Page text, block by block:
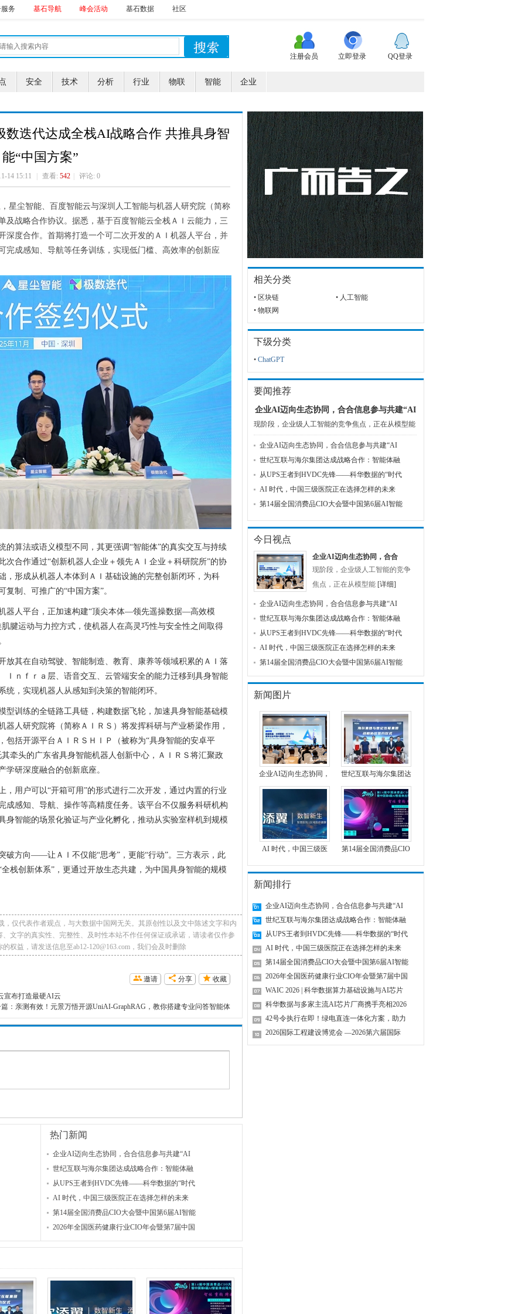
务 基石导航 峰会活动 基石数据 社区
注册会员 立即登录 QQ登录
安全 技术 分析 行业 物联 智能 企业
数迭代达成全栈AI战略合作 共推具身智
能“中国方案”
14 15:11 查看: 542 评论: 0
星尘智能、百度智能云与深圳人工智能与机器人研究院（简称
及战略合作协议。据悉，基于百度智能云全栈ＡＩ云能力，三
深度合作。首期将打造一个可二次开发的ＡＩ机器人平台，并
完成感知、导航等任务训练，实现低门槛、高效率的创新应
的算法或语义模型不同，其更强调“智能体”的真实交互与持续
次合作通过“创新机器人企业＋领先ＡＩ企业＋科研院所”的协
，形成从机器人本体到ＡＩ基础设施的完整创新闭环，为科
制、可推广的“中国方案”。
器人平台，正加速构建“顶尖本体—领先遥操数据—高效模
腱运动与力控方式，使机器人在高灵巧性与安全性之间取得
放其在自动驾驶、智能制造、教育、康养等领域积累的ＡＩ落
ｎｆｒａ层、语音交互、云管端安全的能力迁移到具身智能
，实现机器人从感知到决策的智能闭环。
型训练的全链路工具链，构建数据飞轮，加速具身智能基础模
人研究院将（简称ＡＩＲＳ）将发挥科研与产业桥梁作用，
包括开源平台ＡＩＲＳＨＩＰ（被称为“具身智能的安卓平
牵头的广东省具身智能机器人创新中心，ＡＩＲＳ将汇聚政
学研深度融合的创新底座。
，用户可以“开箱可用”的形式进行二次开发，通过内置的行业
成感知、导航、操作等高精度任务。该平台不仅服务科研机构
身智能的场景化验证与产业化孵化，推动从实验室样机到规模
破方向——让ＡＩ不仅能“思考”，更能“行动”。三方表示，此
栈创新体系”，更通过开放生态共建，为中国具身智能的规模
仅代表作者观点，与大数据中国网无关。其原创性以及文中陈述文字和内
文字的真实性、完整性、及时性本站不作任何保证或承诺，请读者仅作参
权益，请发送信息至ab12-120@163.com，我们会及时删除
收藏
分享
邀请
宣布打造最硬AI云
： 亲测有效！元景万悟开源UniAI-GraphRAG，教你搭建专业问答智能体
热门新闻
企业AI迈向生态协同，合合信息参与共建“AI
世纪互联与海尔集团达成战略合作：智能体融
从UPS王者到HVDC先锋——科华数据的“时代
AI 时代，中国三级医院正在选择怎样的未来
第14届全国消费品CIO大会暨中国第6届AI智能
2026年全国医药健康行业CIO年会暨第7届中国
相关分类
• 区块链 • 人工智能
• 物联网
下级分类
• ChatGPT
要闻推荐
企业AI迈向生态协同，合合信息参与共建“AI
现阶段，企业级人工智能的竞争焦点，正在从模型能
企业AI迈向生态协同，合合信息参与共建“AI
世纪互联与海尔集团达成战略合作：智能体融
从UPS王者到HVDC先锋——科华数据的“时代
AI 时代，中国三级医院正在选择怎样的未来
第14届全国消费品CIO大会暨中国第6届AI智能
今日视点
企业AI迈向生态协同，合合
现阶段，企业级人工智能的竞争
焦点，正在从模型能 [详细]
企业AI迈向生态协同，合合信息参与共建“AI
世纪互联与海尔集团达成战略合作：智能体融
从UPS王者到HVDC先锋——科华数据的“时代
AI 时代，中国三级医院正在选择怎样的未来
第14届全国消费品CIO大会暨中国第6届AI智能
新闻图片
企业AI迈向生态协同， 世纪互联与海尔集团达
AI 时代，中国三级医 第14届全国消费品CIO
新闻排行
企业AI迈向生态协同，合合信息参与共建“AI
世纪互联与海尔集团达成战略合作：智能体融
从UPS王者到HVDC先锋——科华数据的“时代
AI 时代，中国三级医院正在选择怎样的未来
第14届全国消费品CIO大会暨中国第6届AI智能
2026年全国医药健康行业CIO年会暨第7届中国
WAIC 2026 | 科华数据算力基础设施与AI芯片
科华数据与多家主流AI芯片厂商携手亮相2026
42号令执行在即！绿电直连一体化方案，助力
2026国际工程建设博览会 —2026第六届国际